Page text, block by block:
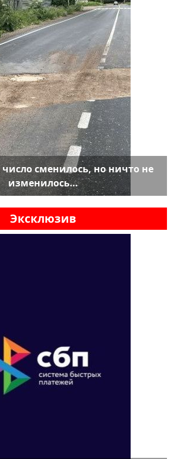
сменилось, но ничто не
изменилось…
Эксклюзив